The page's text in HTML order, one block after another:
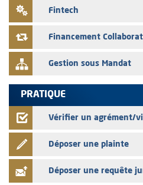
03/08/2026
L' AMMC publie les indicateurs
le mois de Juin 2026
Fintech
Financement
Gestion sous Mandat
PRATIQUE
Vérifier un agrément/
Déposer une plainte
Déposer une requête